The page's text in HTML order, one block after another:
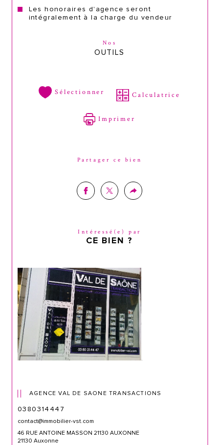
Les honoraires d'agence seront
intégralement à la charge du vendeur
Nos
OUTILS
Sélectionner Calculatrice
Imprimer
Partager ce bien
Intéressé(e) par
CE BIEN ?
AGENCE VAL DE SAONE TRANSACTIONS
0380314447
contact@immobilier-vst.com
46 RUE ANTOINE MASSON 21130 AUXONNE
21130 Auxonne